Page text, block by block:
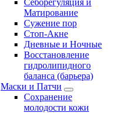
Себорегуляция и
Матирование
Сужение пор
Стоп-Акне
Дневные и Ночные
Восстановление
гидролипидного
баланса (барьера)
Маски и Патчи
Сохранение
молодости кожи